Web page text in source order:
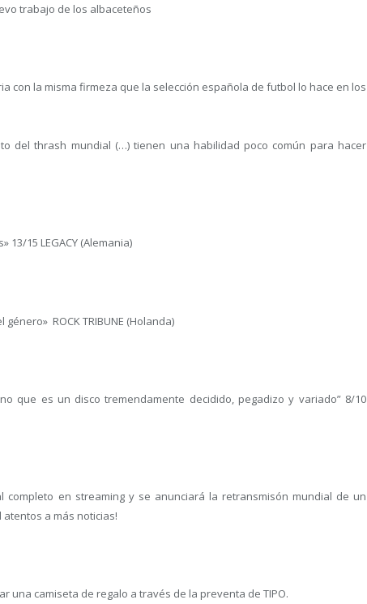
trabajo de los albaceteños
con la misma firmeza que la selección española de futbol lo hace en los
del thrash mundial (…) tienen una habilidad poco común para hacer
15 LEGACY (Alemania)
ROCK TRIBUNE (Holanda)
que es un disco tremendamente decidido, pegadizo y variado” 8/10
completo en streaming y se anunciará la retransmisón mundial de un
a más noticias!
una camiseta de regalo a través de la preventa de TIPO.